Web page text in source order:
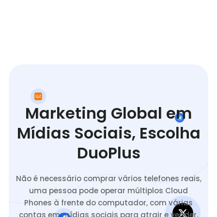
Marketing Global em
Mídias Sociais, Escolha
DuoPlus
Não é necessário comprar vários telefones reais,
uma pessoa pode operar múltiplos Cloud
Phones à frente do computador, com várias
contas em mídias sociais para atrair e vender.